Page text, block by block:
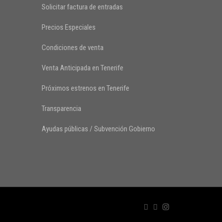
Solicitar factura de entradas
Precios Especiales
Condiciones de venta
Venta Anticipada en Tenerife
Próximos estrenos en Tenerife
Transparencia
Ayudas públicas / Subvención Gobierno